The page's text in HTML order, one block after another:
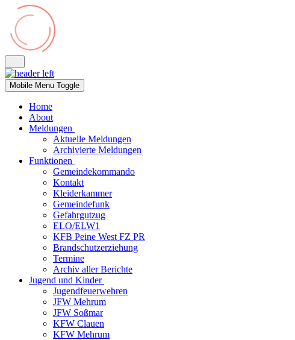
Mobile Menu Toggle
Home
About
Meldungen
Aktuelle Meldungen
Archivierte Meldungen
Funktionen
Gemeindekommando
Kontakt
Kleiderkammer
Gemeindefunk
Gefahrgutzug
ELO/ELW1
KFB Peine West FZ PR
Brandschutzerziehung
Termine
Archiv aller Berichte
Jugend und Kinder
Jugendfeuerwehren
JFW Mehrum
JFW Soßmar
KFW Clauen
KFW Mehrum